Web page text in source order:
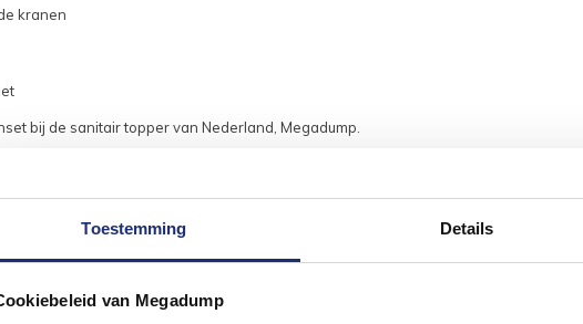
Toestemming Details
van Megadump
kranen
bij de sanitair topper van Nederland, Megadump.